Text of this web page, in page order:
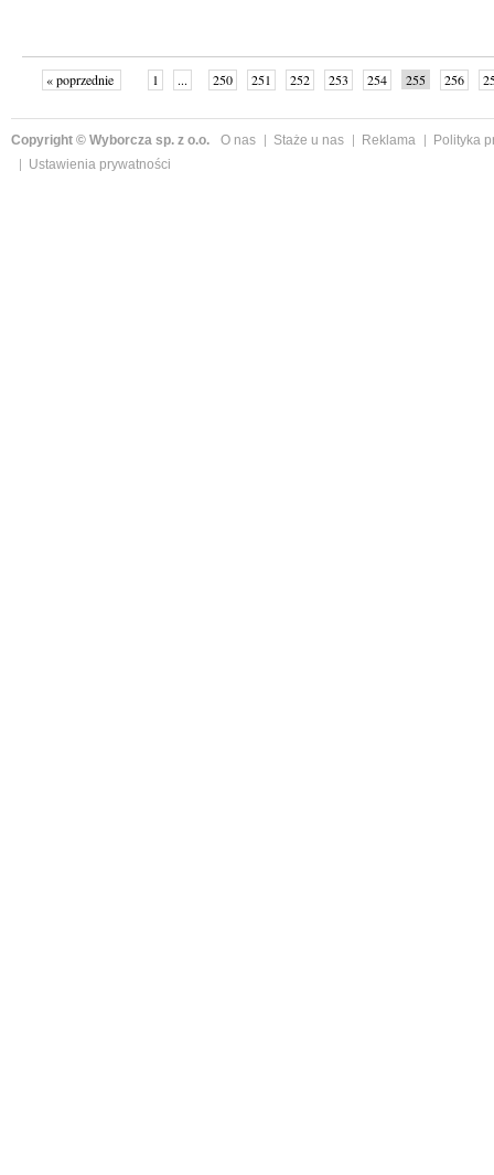
« poprzednie 1 ... 250 251 252 253 254 255 256
Copyright © Wyborcza sp. z o.o. O nas Staże u nas Reklama
Polityka
Ustawienia prywatności